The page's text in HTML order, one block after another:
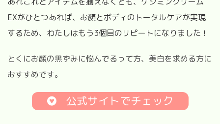
EXがひとつあれば、お顔とボディのトータルケアが実現
するため、わたしはもう3個目のリピートになりました！
とくにお顔の黒ずみに悩んでるって方、美白を求める方に
おすすめです。
公式サイトでチェック